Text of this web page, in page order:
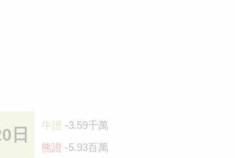
日 牛證 -3.59千萬
熊證 -5.93百萬